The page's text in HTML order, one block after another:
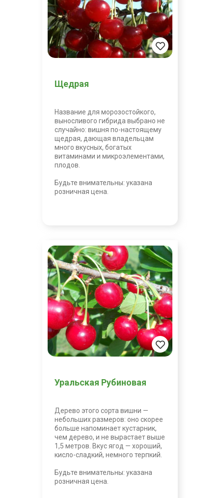
Щедрая
Название для морозостойкого,
выносливого гибрида выбрано не
случайно: вишня по-настоящему
щедрая, дающая владельцам
много вкусных, богатых
витаминами и микроэлементами,
плодов.
Будьте внимательны: указана
розничная цена.
Уральская Рубиновая
Дерево этого сорта вишни —
небольших размеров: оно скорее
больше напоминает кустарник,
чем дерево, и не вырастает выше
1,5 метров. Вкус ягод — хороший,
кисло-сладкий, немного терпкий.
Будьте внимательны: указана
розничная цена.